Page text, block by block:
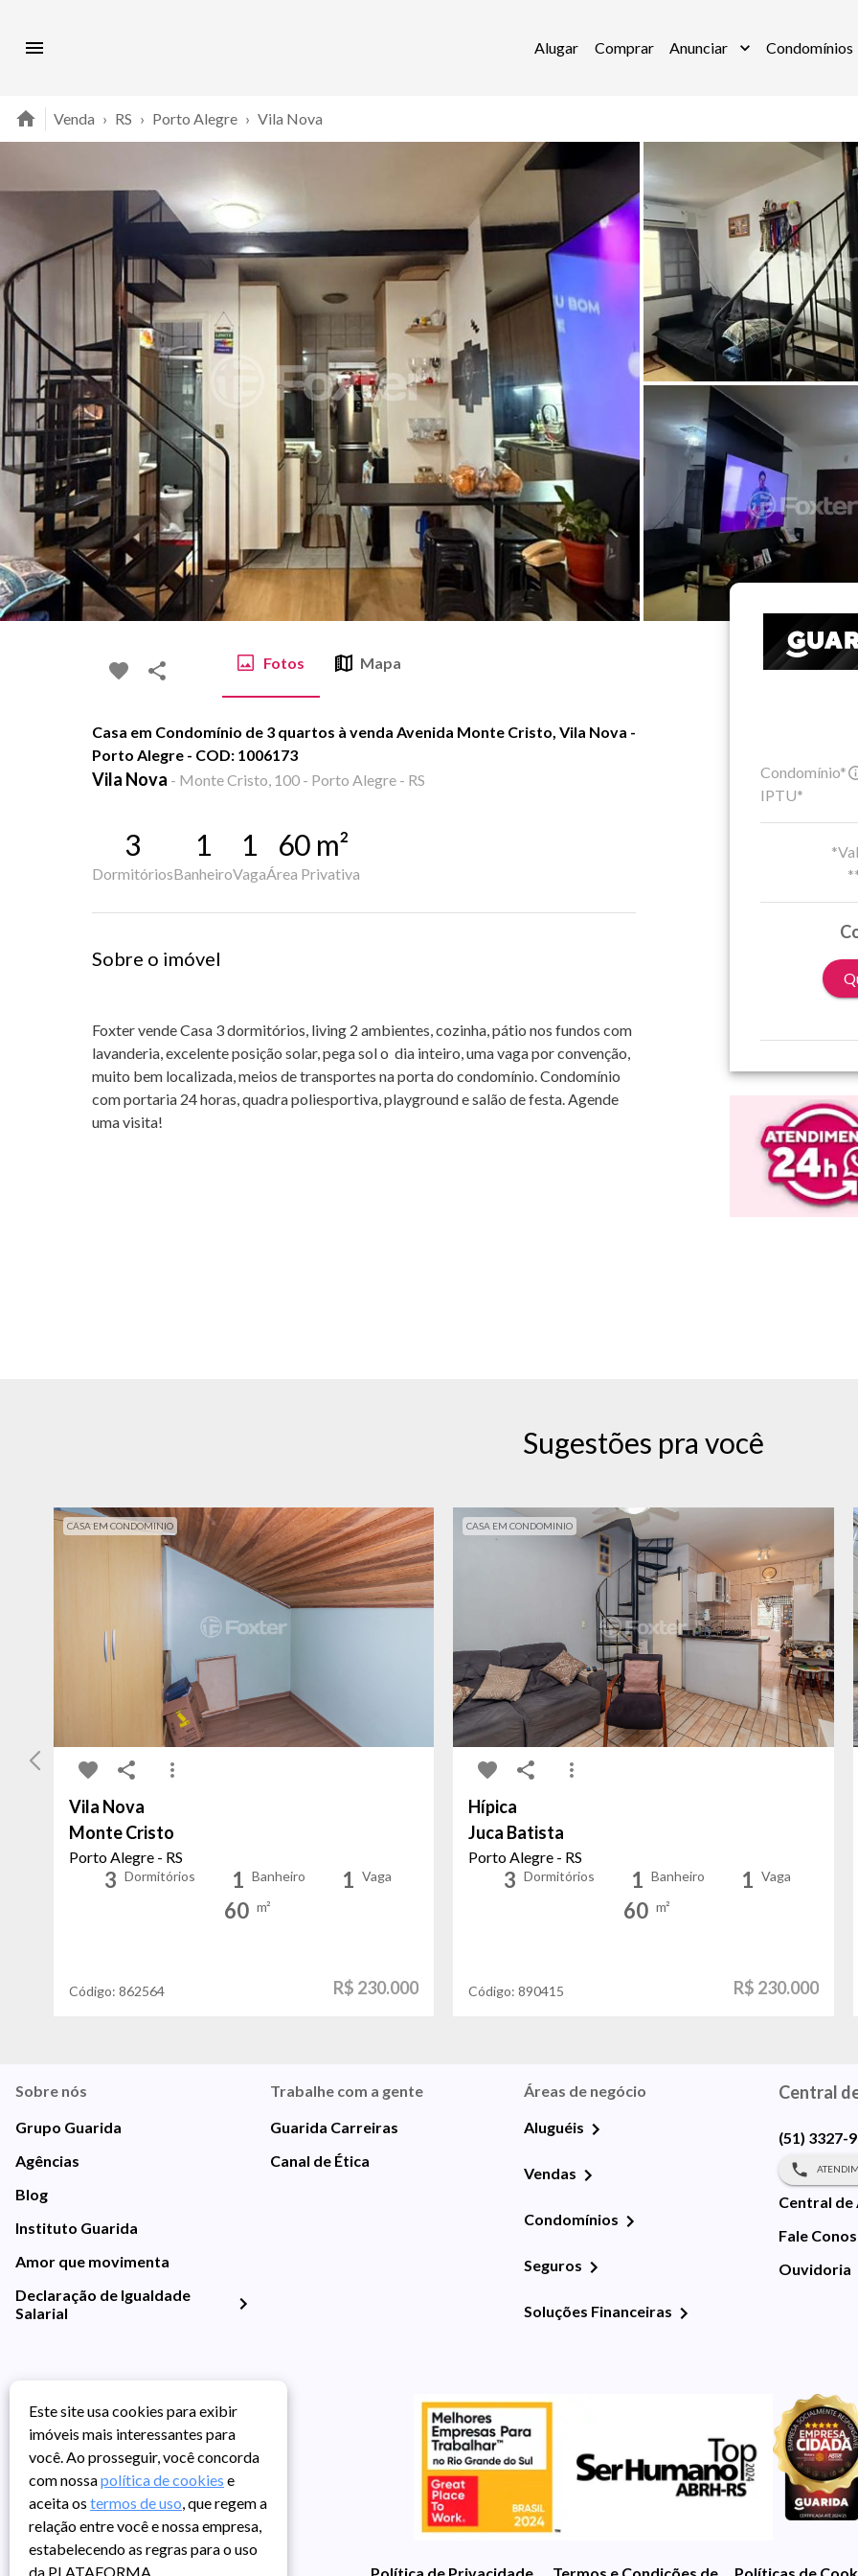
Alugar Comprar Anunciar Condomínios
Venda › RS › Porto Alegre › Vila Nova
Fotos Mapa
Casa em Condomínio de 3 quartos à venda Avenida Monte Cristo, Vila Nova -
Porto Alegre - COD: 1006173
Vila Nova - Monte Cristo, 100 - Porto Alegre - RS
3
Dormitórios
1
Banheiro
1
Vaga
60 m²
Área Privativa
Sobre o imóvel
Foxter vende Casa 3 dormitórios, living 2 ambientes, cozinha, pátio nos fundos com
lavanderia, excelente posição solar, pega sol o dia inteiro, uma vaga por convenção,
muito bem localizada, meios de transportes na porta do condomínio. Condomínio
com portaria 24 horas, quadra poliesportiva, playground e salão de festa. Agende
uma visita!
Condomínio*
IPTU*
Sugestões pra você
CASA EM CONDOMINIO
Vila Nova
Monte Cristo
Porto Alegre - RS
3 Dormitórios 1 Banheiro 1 Vaga
60 m²
Código: 862564 R$ 230.000
CASA EM CONDOMINIO
Hípica
Juca Batista
Porto Alegre - RS
3 Dormitórios 1 Banheiro 1 Vaga
60 m²
Código:890415 R$ 230.000
Sobre nós
Grupo Guarida
Agências
Blog
Instituto Guarida
Amor que movimenta
Declaração de Igualdade
Salarial
Trabalhe com a gente
Guarida Carreiras
Canal de Ética
Áreas de negócio
Aluguéis
Vendas
Condomínios
Seguros
Soluções Financeiras
Central
(51) 3327-
Central de
Fale
Ouvidoria
Política de Privacidade Termos e Condições de UsoPolíticas de
Este site usa cookies para exibir
imóveis mais interessantes para
você. Ao prosseguir, você concorda
com nossapolítica de cookies e
aceita os termos de uso, que regem a
relação entre você e nossa empresa,
estabelecendo as regras para o uso
da PLATAFORMA.